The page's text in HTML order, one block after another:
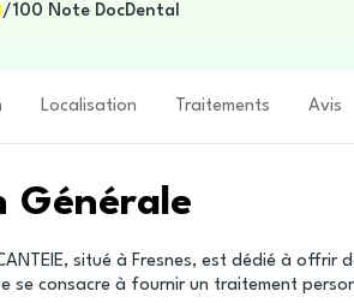
/100 Note DocDental
Localisation Traitements Avis
Générale
situé à Fresnes, est dédié à
se consacre à fournir un traitement